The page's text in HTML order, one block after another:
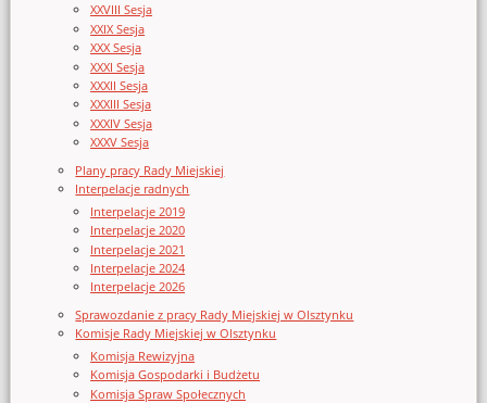
XXVIII Sesja
XXIX Sesja
XXX Sesja
XXXI Sesja
XXXII Sesja
XXXIII Sesja
XXXIV Sesja
XXXV Sesja
Plany pracy Rady Miejskiej
Interpelacje radnych
Interpelacje 2019
Interpelacje 2020
Interpelacje 2021
Interpelacje 2024
Interpelacje 2026
Sprawozdanie z pracy Rady Miejskiej w Olsztynku
Komisje Rady Miejskiej w Olsztynku
Komisja Rewizyjna
Komisja Gospodarki i Budżetu
Komisja Spraw Społecznych